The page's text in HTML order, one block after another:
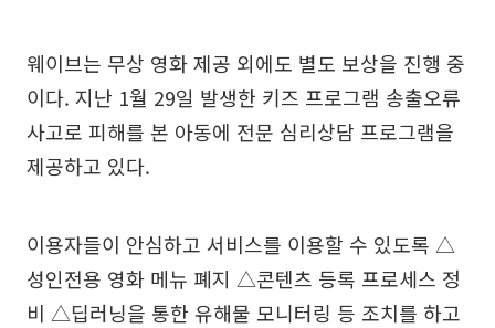
웨이브는 무상 영화 제공 외에도 별도 보상을 진행 중
이다. 지난 1월 29일 발생한 키즈 프로그램 송출오류
사고로 피해를 본 아동에 전문 심리상담 프로그램을
제공하고 있다.
이용자들이 안심하고 서비스를 이용할 수 있도록 △
성인전용 영화 메뉴 폐지 △콘텐츠 등록 프로세스 정
비 △딥러닝을 통한 유해물 모니터링 등 조치를 하고